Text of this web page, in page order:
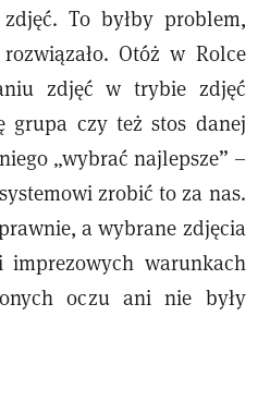
To byłby problem,
Otóż w Rolce
zdjęć w trybie zdjęć
grupa czy też stos danej
„wybrać najlepsze” –
zrobić to za nas.
a wybrane zdjęcia
warunkach
oczu ani nie były